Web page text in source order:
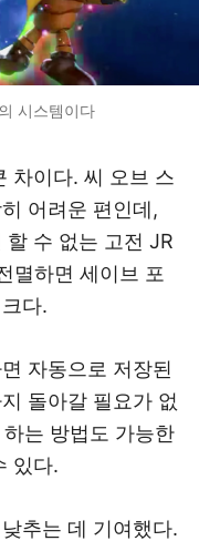
시스템이다
차이다. 씨 오브 스
어려운 편인데,
수 없는 고전 JR
멸하면 세이브 포
다.
자동으로 저장된
돌아갈 필요가 없
는 방법도 가능한
있다.
추는 데 기여했다.